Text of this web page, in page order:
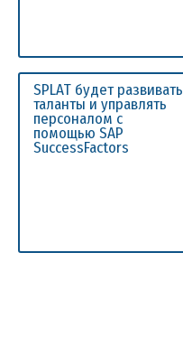
SPLAT будет развивать
таланты и управлять
персоналом с
помощью SAP
SuccessFactors